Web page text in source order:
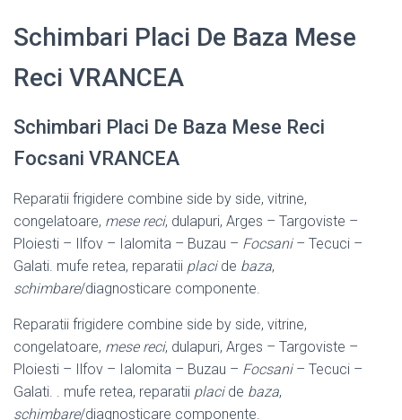
Schimbari Placi De Baza Mese
Reci VRANCEA
Schimbari Placi De Baza Mese Reci
Focsani VRANCEA
Reparatii frigidere combine side by side, vitrine,
congelatoare, mese reci, dulapuri, Arges – Targoviste –
Ploiesti – Ilfov – Ialomita – Buzau – Focsani– Tecuci –
Galati. mufe retea, reparatii placide baza,
schimbare/diagnosticare componente.
Reparatii frigidere combine side by side, vitrine,
congelatoare, mese reci, dulapuri, Arges – Targoviste –
Ploiesti – Ilfov – Ialomita – Buzau – Focsani– Tecuci –
Galati. . mufe retea, reparatii placide baza,
schimbare/diagnosticare componente.